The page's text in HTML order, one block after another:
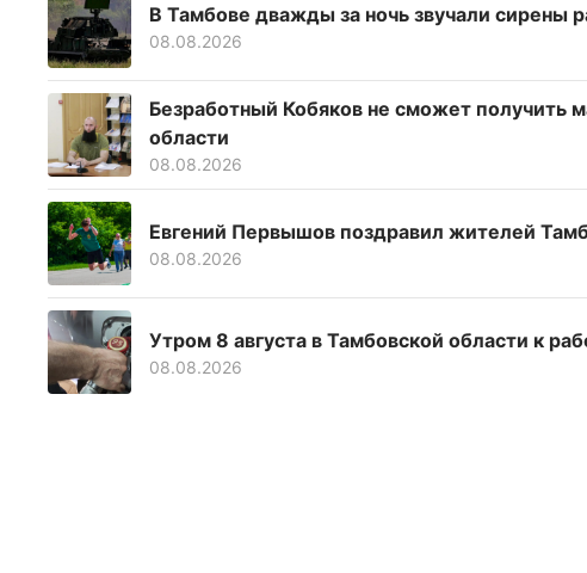
В Тамбове дважды за ночь звучали сирены
08.08.2026
Безработный Кобяков не сможет получить
области
08.08.2026
Евгений Первышов поздравил жителей
08.08.2026
Утром 8 августа в Тамбовской области к
08.08.2026